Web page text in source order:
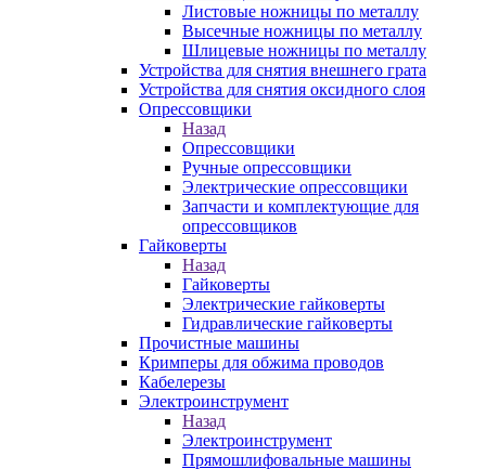
Листовые ножницы по металлу
Высечные ножницы по металлу
Шлицевые ножницы по металлу
Устройства для снятия внешнего грата
Устройства для снятия оксидного слоя
Опрессовщики
Назад
Опрессовщики
Ручные опрессовщики
Электрические опрессовщики
Запчасти и комплектующие для
опрессовщиков
Гайковерты
Назад
Гайковерты
Электрические гайковерты
Гидравлические гайковерты
Прочистные машины
Кримперы для обжима проводов
Кабелерезы
Электроинструмент
Назад
Электроинструмент
Прямошлифовальные машины